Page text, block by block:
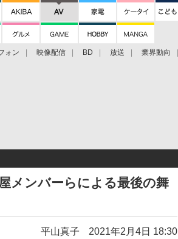
ォン 映像配信 BD 放送 業界動向
メンバーらによる最後の舞
平山真子 2021年2月4日 18:30